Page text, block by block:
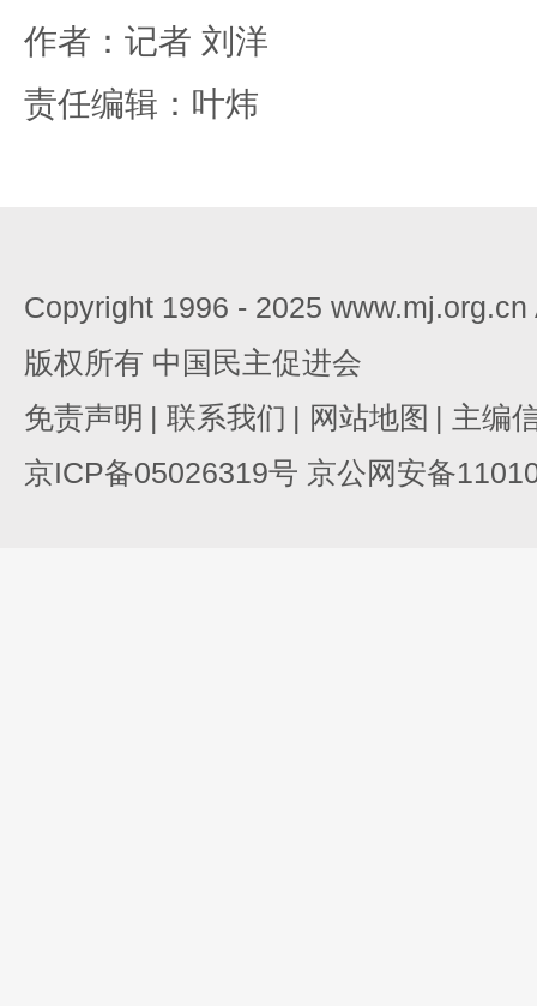
作者：记者 刘洋
责任编辑：叶炜
Copyright 1996 - 2025
版权所有 中国民主促进会
免责声明 | 联系我们 | 网站地图 | 主编
京ICP备05026319号 京公网安备